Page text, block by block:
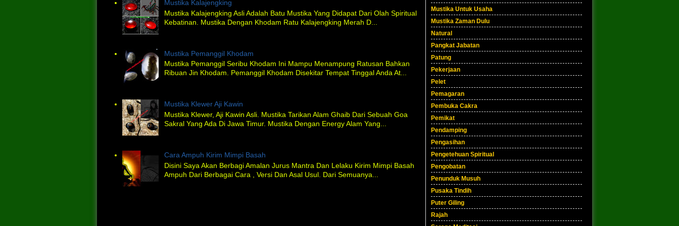
Mustika Kalajengking
Mustika Kalajengking Asli Adalah Batu Mustika Yang Didapat Dari Olah Spiritual
Kebatinan. Mustika Dengan Khodam Ratu Kalajengking Merah D...
Mustika Pemanggil Khodam
Mustika Pemanggil Seribu Khodam Ini Mampu Menampung Ratusan Bahkan
Ribuan Jin Khodam. Pemanggil Khodam Disekitar Tempat Tinggal Anda At...
Mustika Klewer Aji Kawin
Mustika Klewer, Aji Kawin Asli. Mustika Tarikan Alam Ghaib Dari Sebuah Goa
Sakral Yang Ada Di Jawa Timur. Mustika Dengan Energy Alam Yang...
Cara Ampuh Kirim Mimpi Basah
Disini Saya Akan Berbagi Amalan Jurus Mantra Dan Lelaku Kirim Mimpi Basah
Ampuh Dari Berbagai Cara , Versi Dan Asal Usul. Dari Semuanya...
Mustika Untuk Usaha
Mustika Zaman Dulu
Natural
Pangkat Jabatan
Patung
Pekerjaan
Pelet
Pemagaran
Pembuka Cakra
Pemikat
Pendamping
Pengasihan
Pengetehuan Spiritual
Pengobatan
Penunduk Musuh
Pusaka Tindih
Puter Giling
Rajah